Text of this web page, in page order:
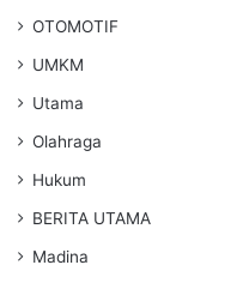
OTOMOTIF
UMKM
Utama
Olahraga
Hukum
BERITA UTAMA
Madina